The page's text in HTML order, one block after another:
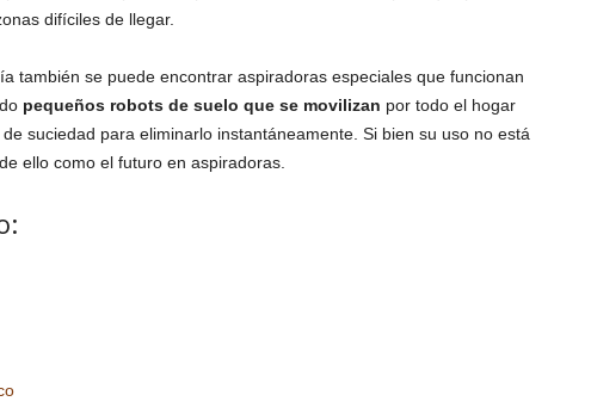
difíciles de llegar.
también se puede encontrar aspiradoras especiales que funcionan
pequeños robots de suelo que se movilizan por todo el hogar
suciedad para eliminarlo instantáneamente. Si bien su uso no está
ello como el futuro en aspiradoras.